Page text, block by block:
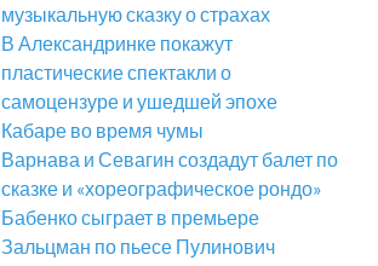
музыкальную сказку о страхах
В Александринке покажут
пластические спектакли о
самоцензуре и ушедшей эпохе
Кабаре во время чумы
Варнава и Севагин создадут балет по
сказке и «хореографическое рондо»
Бабенко сыграет в премьере
Зальцман по пьесе Пулинович